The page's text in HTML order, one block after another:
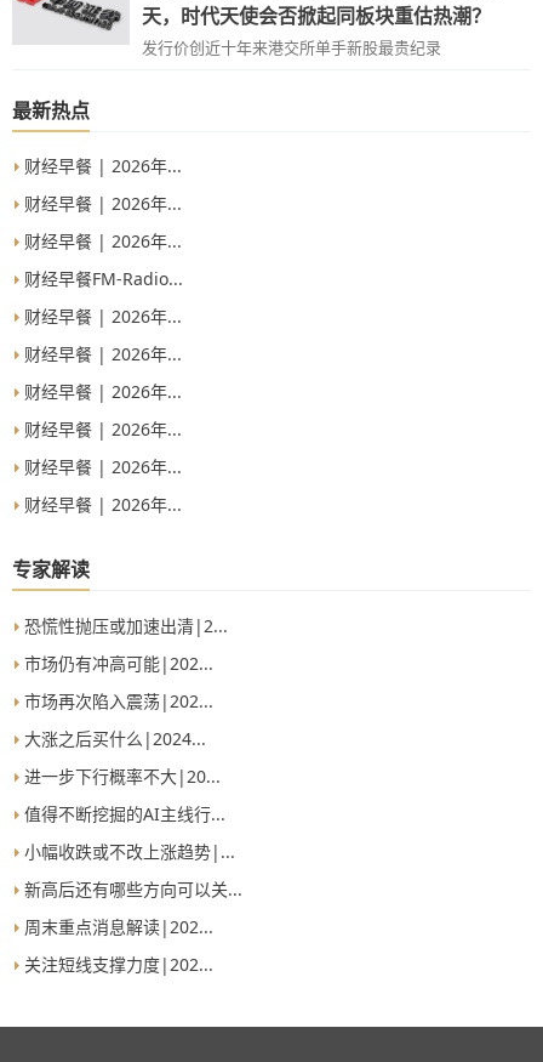
天，时代天使会否掀起同板块重估热潮？
发行价创近十年来港交所单手新股最贵纪录
最新热点
财经早餐 | 2026年...
财经早餐 | 2026年...
财经早餐 | 2026年...
财经早餐FM-Radio...
财经早餐 | 2026年...
财经早餐 | 2026年...
财经早餐 | 2026年...
财经早餐 | 2026年...
财经早餐 | 2026年...
财经早餐 | 2026年...
专家解读
恐慌性抛压或加速出清|2...
市场仍有冲高可能|202...
市场再次陷入震荡|202...
大涨之后买什么|2024...
进一步下行概率不大|20...
值得不断挖掘的AI主线行...
小幅收跌或不改上涨趋势|...
新高后还有哪些方向可以关...
周末重点消息解读|202...
关注短线支撑力度|202...